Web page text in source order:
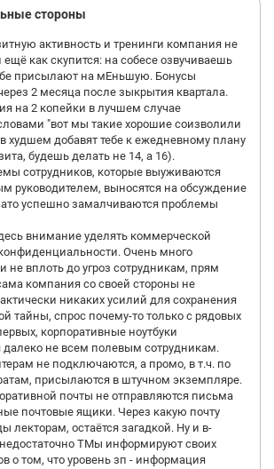
стороны
активность и тренинги компания не
ещё как скупится: на собесе озвучиваешь
присылают на мЕньшую. Бонусы
2 месяца после зыкрытия квартала.
на 2 копейки в лучшем случае
"вот мы такие хорошие соизволили
худшем добавят тебе к ежедневному плану
будешь делать не 14, а 16).
сотрудников, которые выуживаются
руководителем, выносятся на обсуждение
успешно замалчиваются проблемы
внимание уделять коммерческой
Очень много
не вплоть до угроз сотрудникам, прям
компания со своей стороны не
никаких усилий для сохранения
тайны, спрос почему-то только с рядовых
корпоративные ноутбуки
далеко не всем полевым сотрудникам.
не подключаются, а промо, в т.ч. по
присылаются в штучном экземпляре.
почты не отправляются письма
почтовые ящики. Через какую почту
лекторам, остаётся загадкой. Ну и в-
ТМы информируют своих
о том, что уровень зп - информация